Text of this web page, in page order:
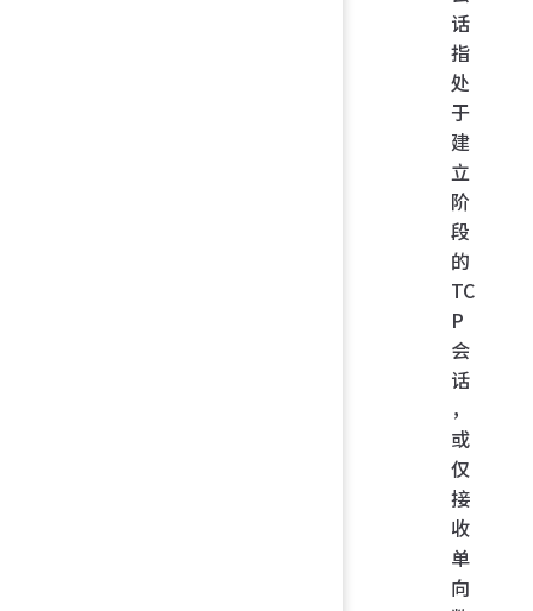
话
指
处
于
建
立
阶
段
的
TC
P
会
话
，
或
仅
接
收
单
向